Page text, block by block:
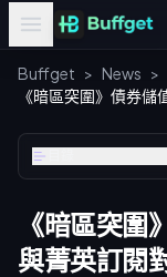
Buffget > News >
《暗區突圍》債券儲
《暗區突圍
與菁英訂閱